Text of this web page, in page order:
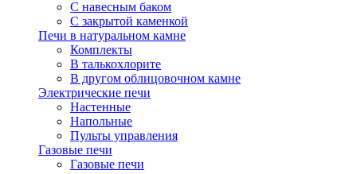
С навесным баком
С закрытой каменкой
Печи в натуральном камне
Комплекты
В талькохлорите
В другом облицовочном камне
Электрические печи
Настенные
Напольные
Пульты управления
Газовые печи
Газовые печи